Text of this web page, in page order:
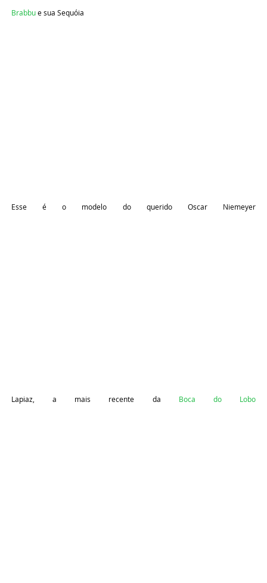
Brabbue sua Sequóia
Esse é o modelo do querido Oscar Niemeyer
Lapiaz, a mais recente da Boca do Lobo